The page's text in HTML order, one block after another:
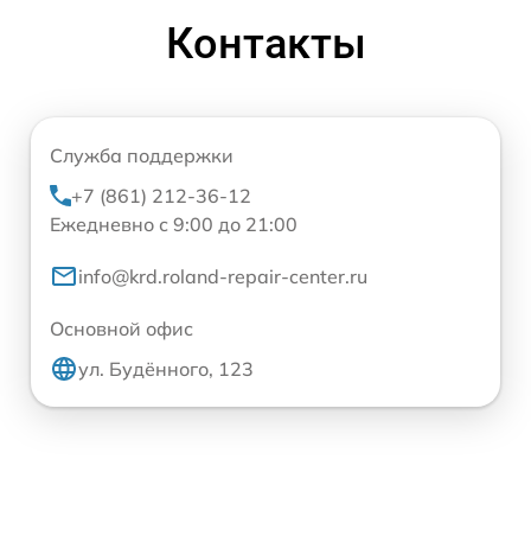
Контакты
Служба поддержки
+7 (861) 212-36-12
Ежедневно с 9:00 до 21:00
info@krd.roland-repair-center.ru
Основной офис
ул. Будённого, 123